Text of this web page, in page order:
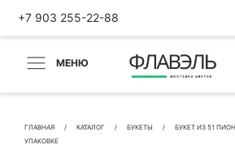
+7 903 255-22-88
МЕНЮ
ГЛАВНАЯ КАТАЛОГ БУКЕТЫ
БУКЕТ ИЗ 51
УПАКОВКЕ
ВЕРНУТЬСЯ
Быстрая